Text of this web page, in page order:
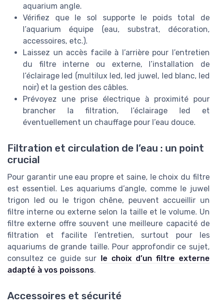
aquarium angle.
Vérifiez que le sol supporte le poids total de
l’aquarium équipe (eau, substrat, décoration,
accessoires, etc.).
Laissez un accès facile à l’arrière pour l’entretien
du filtre interne ou externe, l’installation de
l’éclairage led (multilux led, led juwel, led blanc, led
noir) et la gestion des câbles.
Prévoyez une prise électrique à proximité pour
brancher la filtration, l’éclairage led et
éventuellement un chauffage pour l’eau douce.
Filtration et circulation de l’eau : un point
crucial
Pour garantir une eau propre et saine, le choix du filtre
est essentiel. Les aquariums d’angle, comme le juwel
trigon led ou le trigon chêne, peuvent accueillir un
filtre interne ou externe selon la taille et le volume. Un
filtre externe offre souvent une meilleure capacité de
filtration et facilite l’entretien, surtout pour les
aquariums de grande taille. Pour approfondir ce sujet,
consultez ce guide sur le choix d’un filtre externe
adapté à vos poissons.
Accessoires et sécurité